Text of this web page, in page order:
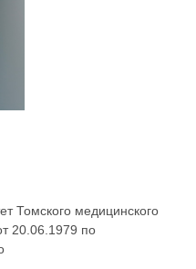
Томского медицинского
20.06.1979 по